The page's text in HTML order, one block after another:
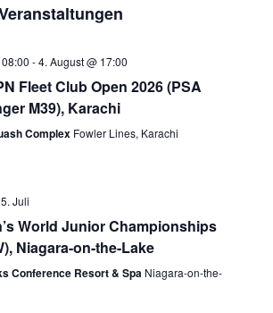
-4. August @ 17:00
Fleet Club Open 2026 (PSA
M39), Karachi
Complex Fowler Lines, Karachi
Juli
World Junior Championships
Niagara-on-the-Lake
Conference Resort & Spa Niagara-on-the-